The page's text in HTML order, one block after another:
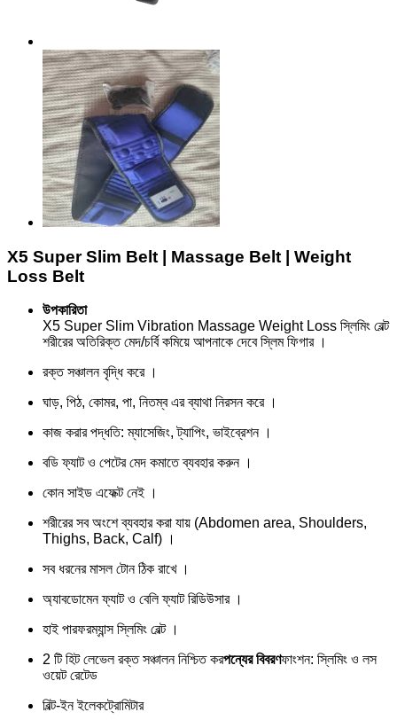
X5 Super Slim Belt | Massage Belt | Weight
Loss Belt
উপকারিতা
X5 Super Slim Vibration Massage Weight Loss স্লিমিং বেল্ট
শরীরের অতিরিক্ত মেদ/চর্বি কমিয়ে আপনাকে দেবে স্লিম ফিগার ।
রক্ত সঞ্চালন বৃদ্ধি করে ।
ঘাড়, পিঠ, কোমর, পা, নিতম্ব এর ব্যাথা নিরসন করে ।
কাজ করার পদ্ধতি: ম্যাসেজিং, ট্যাপিং, ভাইব্রেশন ।
বডি ফ্যাট ও পেটের মেদ কমাতে ব্যবহার করুন ।
কোন সাইড এফেক্ট নেই ।
শরীরের সব অংশে ব্যবহার করা যায় (Abdomen area, Shoulders,
Thighs, Back, Calf) ।
সব ধরনের মাসল টোন ঠিক রাখে ।
অ্যাবডোমেন ফ্যাট ও বেলি ফ্যাট রিডিউসার ।
হাই পারফরম্যান্স স্লিমিং বেল্ট ।
2 টি হিট লেভেল রক্ত সঞ্চালন নিশ্চিত করপন্যের বিবরণফাংশন: স্লিমিং ও লস
ওয়েট রেটেড
বিল্ট-ইন ইলেকট্রোমিটার